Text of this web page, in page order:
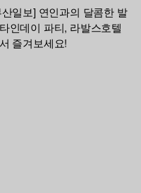
산일보] 연인과의 달콤한 발
인데이 파티, 라발스호텔
즐겨보세요!